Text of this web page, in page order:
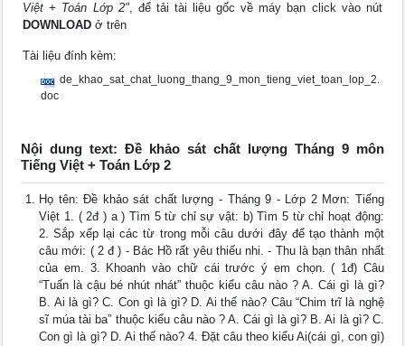
Việt + Toán Lớp 2", để tải tài liệu gốc về máy bạn click vào nút
DOWNLOAD ở trên
Tài liệu đính kèm:
de_khao_sat_chat_luong_thang_9_mon_tieng_viet_toan_lop_2.
doc
Nội dung text: Đề khảo sát chất lượng Tháng 9 môn
Tiếng Việt + Toán Lớp 2
Họ tên: Đề khảo sát chất lượng - Tháng 9 - Lớp 2 Mơn: Tiếng
Việt 1. ( 2đ ) a ) Tìm 5 từ chỉ sự vật: b) Tìm 5 từ chỉ hoạt động:
2. Sắp xếp lại các từ trong mỗi câu dưới đây để tạo thành một
câu mới: ( 2 đ ) - Bác Hồ rất yêu thiếu nhi. - Thu là bạn thân nhất
của em. 3. Khoanh vào chữ cái trước ý em chọn. ( 1đ) Câu
“Tuấn là cậu bé nhút nhát” thuộc kiểu câu nào ? A. Cái gì là gì?
B. Ai là gì? C. Con gì là gì? D. Ai thế nào? Câu “Chim trĩ là nghệ
sĩ múa tài ba” thuộc kiểu câu nào ? A. Cái gì là gì? B. Ai là gì? C.
Con gì là gì? D. Ai thế nào? 4. Đặt câu theo kiểu Ai(cái gì, con gì)